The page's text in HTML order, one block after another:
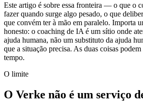
Este artigo é sobre essa fronteira — o que o
fazer quando surge algo pesado, o que
que convém ter à mão em paralelo. Importa
honesto: o coaching de IA é um sítio onde
ajuda humana, não um substituto da ajuda
que a situação precisa. As duas coisas
tempo.
O limite
O Verke não é um serviço